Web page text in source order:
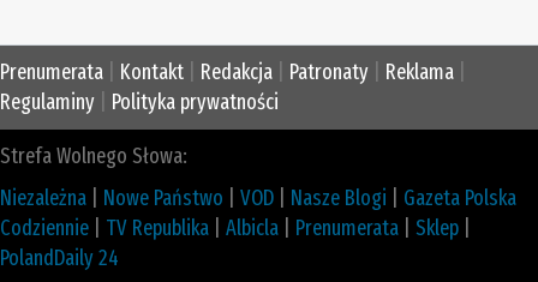
Prenumerata Kontakt Redakcja Patronaty Reklama
Regulaminy
Polityka prywatności
Strefa Wolnego Słowa:
Niezależna
Nowe Państwo VOD Nasze Blogi
Gazeta Polska
Codziennie
TV Republika Albicla Prenumerata Sklep
PolandDaily 24